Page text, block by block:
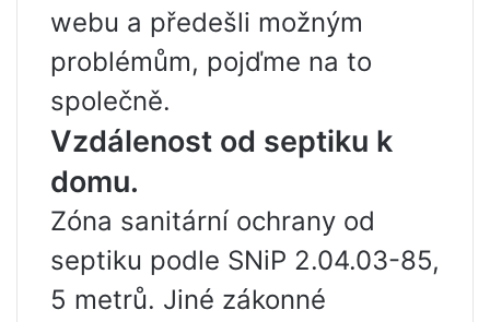
webu a předešli možným
problémům, pojďme na to
společně.
Vzdálenost od septiku k
domu.
Zóna sanitární ochrany od
septiku podle SNiP 2.04.03-85,
5 metrů. Jiné zákonné